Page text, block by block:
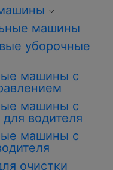
машины
уборочные
машины с
машины с
водителя
машины с
очистки